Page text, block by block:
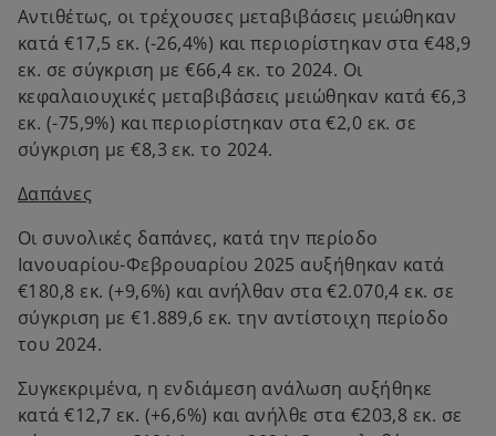
Αντιθέτως, οι τρέχουσες μεταβιβάσεις μειώθηκαν
κατά €17,5 εκ. (-26,4%) και περιορίστηκαν στα €48,9
εκ. σε σύγκριση με €66,4 εκ. το 2024. Οι
κεφαλαιουχικές μεταβιβάσεις μειώθηκαν κατά €6,3
εκ. (-75,9%) και περιορίστηκαν στα €2,0 εκ. σε
σύγκριση με €8,3 εκ. το 2024.
Δαπάνες
Οι συνολικές δαπάνες, κατά την περίοδο
Ιανουαρίου-Φεβρουαρίου 2025 αυξήθηκαν κατά
€180,8 εκ. (+9,6%) και ανήλθαν στα €2.070,4 εκ. σε
σύγκριση με €1.889,6 εκ. την αντίστοιχη περίοδο
του 2024.
Συγκεκριμένα, η ενδιάμεση ανάλωση αυξήθηκε
κατά €12,7 εκ. (+6,6%) και ανήλθε στα €203,8 εκ. σε